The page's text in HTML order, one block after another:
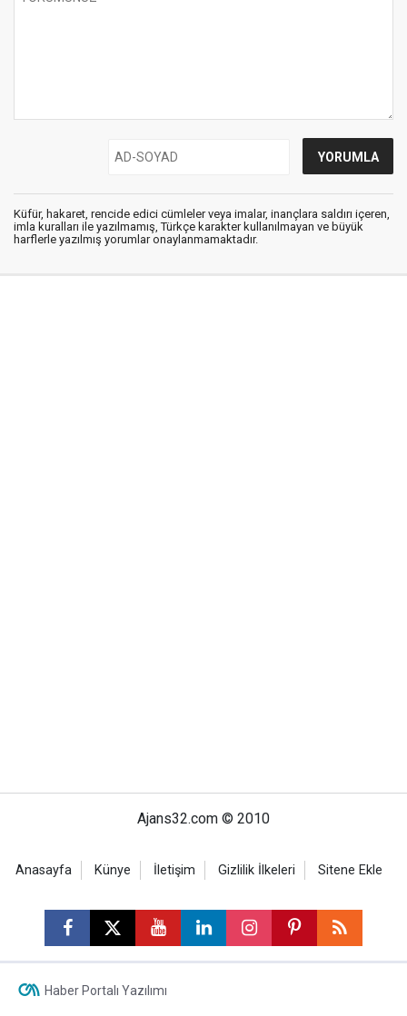
Küfür, hakaret, rencide edici cümleler veya imalar, inançlara saldırı içeren,
imla kuralları ile yazılmamış, Türkçe karakter kullanılmayan ve büyük
harflerle yazılmış yorumlar onaylanmamaktadır.
Ajans32.com © 2010
Anasayfa Künye İletişim Gizlilik İlkeleri Sitene Ekle
Haber Portalı Yazılımı